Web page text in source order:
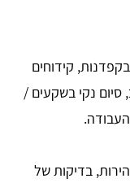
קידוחים
נקי בשקעים /
העבודה.
בדיקות של